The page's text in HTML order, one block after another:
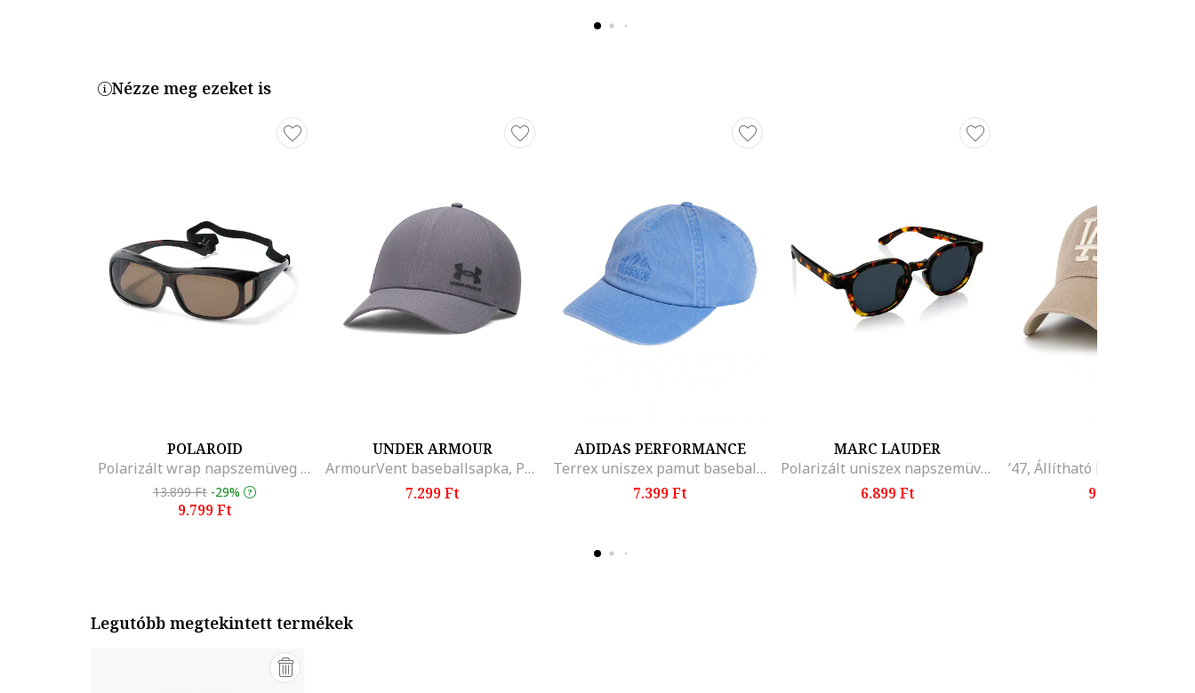
Nézze meg ezeket is
POLAROID
Polarizált wrap napszemüveg rugalmas pánttal
13.899 Ft -29%
9.799 Ft
UNDER ARMOUR
ArmourVent baseballsapka, Púderlila/Púderlila
7.299 Ft
ADIDAS PERFORMANCE
Terrex uniszex pamut baseballsapka, Világoskék
7.399 Ft
MARC LAUDER
Polarizált uniszex napszemüveg
6.899 Ft
9.199 Ft
Legutóbb megtekintett termékek